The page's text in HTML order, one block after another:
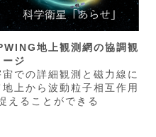
地上観測網の協調観
ジ
での詳細観測と磁力線に
上から波動粒子相互作用
えることができる